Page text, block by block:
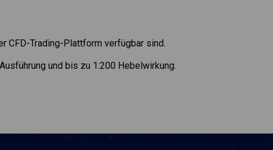
CFD-Trading-Plattform verfügbar sind.
und bis zu 1:200 Hebelwirkung.